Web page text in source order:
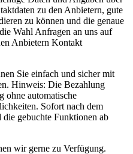
zu den Anbietern, gute
zu können und die genaue
Wahl Anfragen an uns auf
Anbietern Kontakt
Sie einfach und sicher mit
Hinweis: Die Bezahlung
ohne automatische
Sofort nach dem
gebuchte Funktionen ab
wir gerne zu Verfügung.